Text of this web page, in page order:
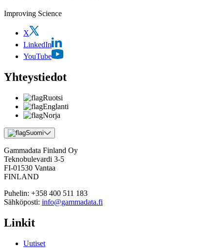
Improving Science
X
LinkedIn
YouTube
Yhteystiedot
Ruotsi
Englanti
Norja
Suomi
Gammadata Finland Oy
Teknobulevardi 3-5
FI-01530 Vantaa
FINLAND
Puhelin: +358 400 511 183
Sähköposti: info@gammadata.fi
Linkit
Uutiset